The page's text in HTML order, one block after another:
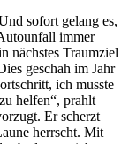
sofort gelang es,
immer
nächstes Traumziel
geschah im Jahr
ich musste
helfen“, prahlt
Er scherzt
herrscht. Mit